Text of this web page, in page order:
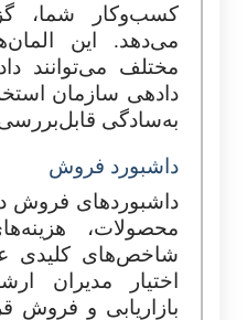
کسب‌وکار شما،
می‌دهد. این
مختلف می‌توانند
داده­ی سازمان
به‌سادگی
داشبورد فروش
داشبوردهای فروش
محصولات،
شاخص‌های کلیدی
اختیار مدیران
بازاریابی و فروش